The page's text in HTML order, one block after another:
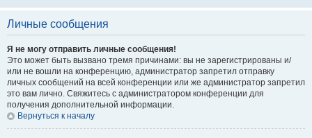
Личные сообщения
Я не могу отправить личные сообщения!
Это может быть вызвано тремя причинами: вы не зарегистрированы и/
или не вошли на конференцию, администратор запретил отправку
личных сообщений на всей конференции или же администратор запретил
это вам лично. Свяжитесь с администратором конференции для
получения дополнительной информации.
Вернуться к началу